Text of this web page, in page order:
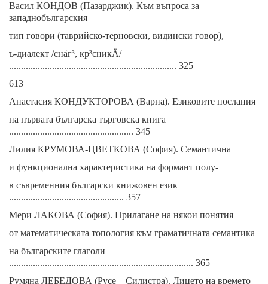
Васил КОНДОВ (Пазарджик). Към въпроса за
западнобългарския
тип говори (таврийско-терновски, видински говор),
ъ-диалект /снåг³, кр³сникÄ/
...................................................................... 325
613
Анастасия КОНДУКТОРОВА (Варна). Езиковите послания
на първата българска търговска книга
.................................................... 345
Лилия КРУМОВА-ЦВЕТКОВА (София). Семантична
и функционална характеристика на формант полу-
в съвременния български книжовен език
................................................ 357
Мери ЛАКОВА (София). Прилагане на някои понятия
от математическата топология към граматичната семантика
на българските глаголи
............................................................................. 365
Румяна ЛЕБЕДОВА (Русе – Силистра). Лицето на времето